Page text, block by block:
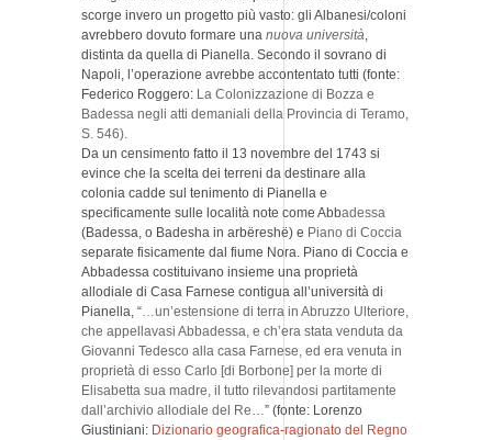
scorge invero un progetto più vasto: gli Albanesi/coloni
avrebbero dovuto formare una nuova università,
distinta da quella di Pianella. Secondo il sovrano di
Napoli, l’operazione avrebbe accontentato tutti (fonte:
Federico Roggero: La Colonizzazione di Bozza e
Badessa negli atti demaniali della Provincia di Teramo,
S. 546).
Da un censimento fatto il 13 novembre del 1743 si
evince che la scelta dei terreni da destinare alla
colonia cadde sul tenimento di Pianella e
specificamente sulle località note come Abbadessa
(Badessa, o Badesha in arbëreshë) e Piano di Coccia
separate fisicamente dal fiume Nora. Piano di Coccia e
Abbadessa costituivano insieme una proprietà
allodiale di Casa Farnese contigua all’università di
Pianella, “…un’estensione di terra in Abruzzo Ulteriore,
che appellavasi Abbadessa, e ch’era stata venduta da
Giovanni Tedesco alla casa Farnese, ed era venuta in
proprietà di esso Carlo [di Borbone] per la morte di
Elisabetta sua madre, il tutto rilevandosi partitamente
dall’archivio allodiale del Re…” (fonte: Lorenzo
Giustiniani: Dizionario geografica-ragionato del Regno